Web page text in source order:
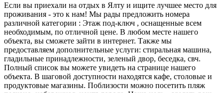
Если вы приехали на отдых в Ялту и ищите лучшее место для
проживания - это к нам! Мы рады предложить номера
различной категории : Этаж под-ключ , оснащенные всем
необходимым, по отличной цене. В любом месте нашего
объекта, вы сможете зайти в интернет. Также мы
предоставляем дополнительные услуги: стиральная машина,
гладильные принадлежности, зеленый двор, беседка, свч.
Полный список вы можете увидеть на странице нашего
объекта. В шаговой доступности находятся кафе, столовые и
продуктовые магазины. Поблизости можно посетить пляж